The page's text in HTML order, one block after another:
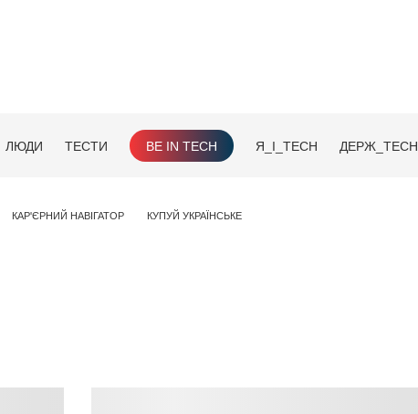
ЛЮДИ ТЕСТИ BE IN TECH Я_І_TECH ДЕРЖ_TECH
КАР'ЄРНИЙ НАВІГАТОР КУПУЙ УКРАЇНСЬКЕ